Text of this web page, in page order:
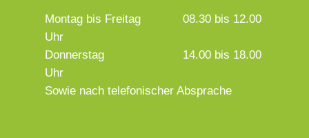
Montag bis Freitag
08.30 bis 12.00
Uhr
Donnerstag
14.00 bis 18.00
Uhr
Sowie nach telefonischer Absprache